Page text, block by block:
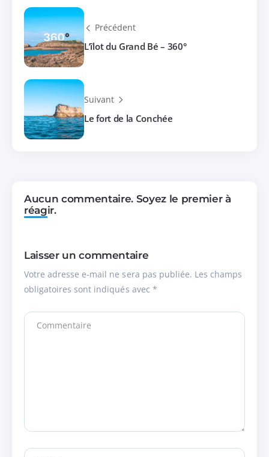
Précédent
L’îlot du Grand Bé – 360°
Suivant
Le fort de la Conchée
Aucun commentaire. Soyez le premier à
réagir.
Laisser un commentaire
Votre adresse e-mail ne sera pas publiée. Les champs
obligatoires sont indiqués avec *